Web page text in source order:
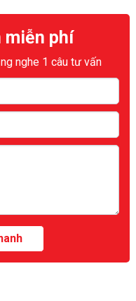
miễn phí
nghe 1 câu tư vấn